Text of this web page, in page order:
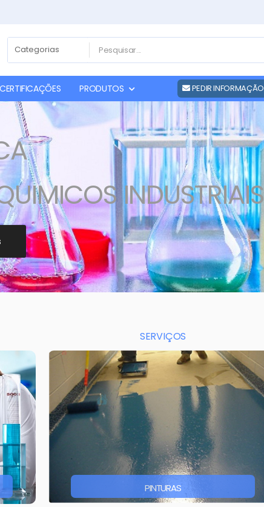
CERTIFICAÇÕES PRODUTOS PEDIR INFORMAÇÃO
INDUSTRIAIS
SERVIÇOS
PINTURAS